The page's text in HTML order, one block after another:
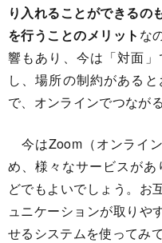
り入れることができるの
を行うことのメリット な
響もあり、今は「対面
し、場所の制約がある
で、オンラインでつなが
今はZoom（オンライ
め、様々なサービスが
どでもよいでしょう。お
ュニケーションが取りや
せるシステムを使ってみ